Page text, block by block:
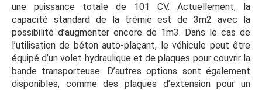
une puissance totale de 101 CV. Actuellement, la
capacité standard de la trémie est de 3m2 avec la
possibilité d’augmenter encore de 1m3. Dans le cas de
l’utilisation de béton auto-plaçant, le véhicule peut être
équipé d’un volet hydraulique et de plaques pour couvrir la
bande transporteuse. D’autres options sont également
disponibles, comme des plaques d’extension pour un